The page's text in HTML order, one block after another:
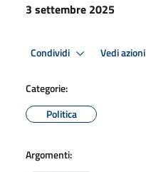
3 settembre 2025
Condividi Vedi azioni
Categorie:
Politica
Argomenti: